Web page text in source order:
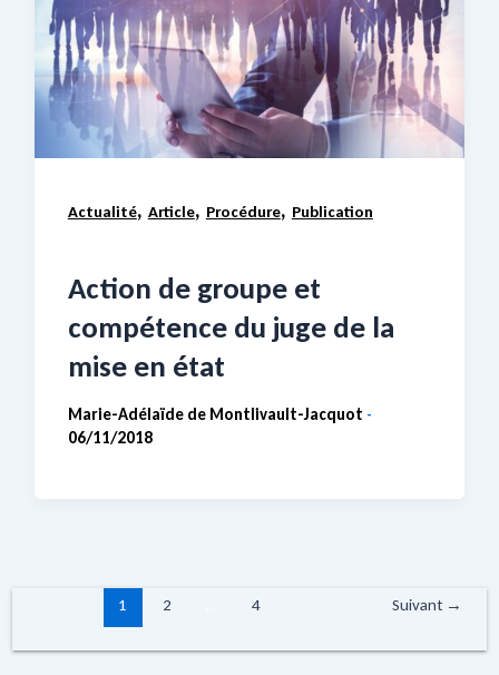
Actualité, Article, Procédure, Publication
Action de groupe et
compétence du juge de la
mise en état
Marie-Adélaïde de Montlivault-Jacquot -
06/11/2018
1 2 4 Suivant →